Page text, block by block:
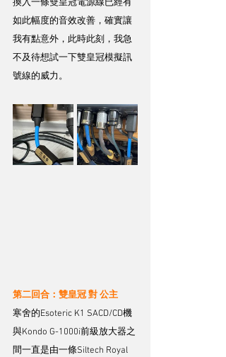
換入一條雙皇冠電源線已經有
如此幅度的音效改善，確實讓
我有點意外，此時此刻，我急
不及待想試一下雙皇冠模擬訊
號線的威力。
第二回合：雙皇冠 對 公主
寒舍的Esoteric K1 SACD/CD機
與Kondo G-1000i前級放大器之
間一直是由一條Siltech Royal